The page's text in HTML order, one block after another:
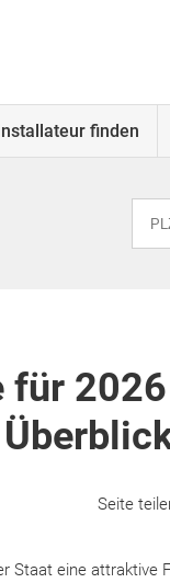
finden
für
Seite
Staat eine attraktive